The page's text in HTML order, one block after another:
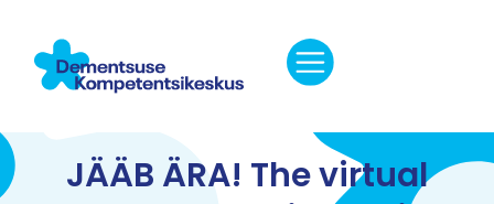
JÄÄB ÄRA! The virtual